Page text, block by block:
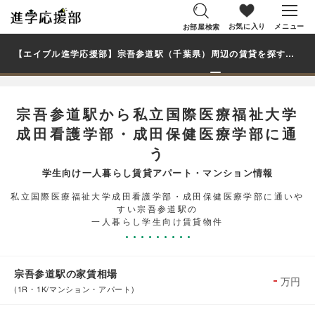
お部屋検索 お気に入り メニュー
【エイブル進学応援部】宗吾参道駅（千葉県）周辺の賃貸を探す｜私立国際医療福祉大学成田看護学部・成田保健医療学部学生・大学生の一人暮らし向け賃貸マンション・アパート
宗吾参道駅から私立国際医療福祉大学
成田看護学部・成田保健医療学部に通
う
学生向け一人暮らし賃貸アパート・マンション情報
私立国際医療福祉大学成田看護学部・成田保健医療学部に通いや
すい宗吾参道駅の
一人暮らし学生向け賃貸物件
宗吾参道駅の家賃相場
(1R・1K/マンション・アパート)
- 万円